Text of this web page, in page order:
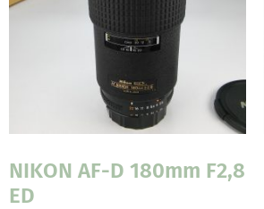
NIKON AF-D 180mm F2,8
ED